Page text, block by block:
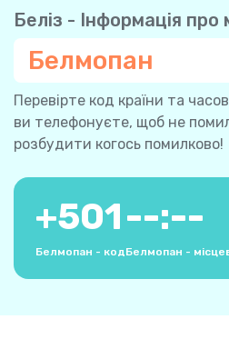
Беліз - Інформація про
Белмопан
Перевірте код країни та
ви телефонуєте, щоб не
розбудити когось помилково!
+501
Белмопан - код
--:--
Белмопан -